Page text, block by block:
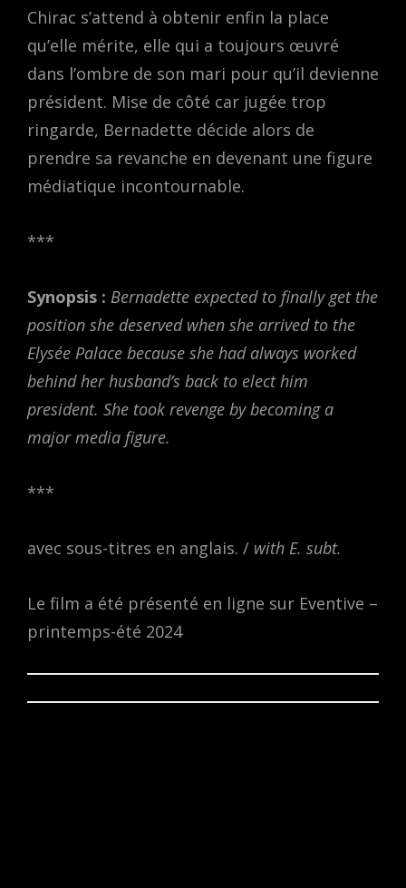
Chirac s’attend à obtenir enfin la place
qu’elle mérite, elle qui a toujours œuvré
dans l’ombre de son mari pour qu’il devienne
président. Mise de côté car jugée trop
ringarde, Bernadette décide alors de
prendre sa revanche en devenant une figure
médiatique incontournable.
***
Synopsis : Bernadette expected to finally get the
position she deserved when she arrived to the
Elysée Palace because she had always worked
behind her husband’s back to elect him
president. She took revenge by becoming a
major media figure.
***
avec sous-titres en anglais. / with E. subt.
Le film a été présenté en ligne sur Eventive –
printemps-été 2024